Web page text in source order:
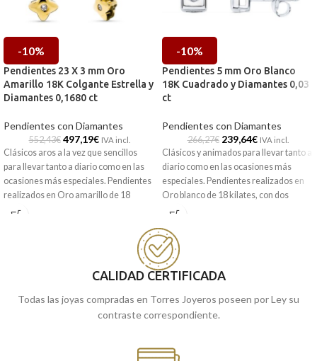
-10%
Pendientes 23 X 3 mm Oro
Amarillo 18K Colgante Estrella y
Diamantes 0,1680 ct
Pendientes con Diamantes
552,43€ 497,19€ IVA incl.
Clásicos aros a la vez que sencillos
para llevar tanto a diario como en las
ocasiones más especiales. Pendientes
realizados en Oro amarillo de 18
kilates, con chatón a modo de estrella
brillante. Acabados en una elegante
terminación brillo junto a cierres de
Málaga y Melilla, o cómpralo online
y te los llevamos a casa.
-10%
Pendientes 5 mm Oro Blanco
18K Cuadrado y Diamantes 0,03
ct
Pendientes con Diamantes
266,27€ 239,64€ IVA incl.
Clásicos y animados para llevar tanto a
diario como en las ocasiones más
especiales. Pendientes realizados en
Oro blanco de 18 kilates, con dos
sencillo cuadrados acompañados de
Acabados en una elegante terminación
brillo y acompañados cierres de palillo
con presión.
Málaga, o cómpralo online y te los
llevamos a casa.
CALIDAD CERTIFICADA
Todas las joyas compradas en Torres Joyeros poseen por Ley su
contraste correspondiente.